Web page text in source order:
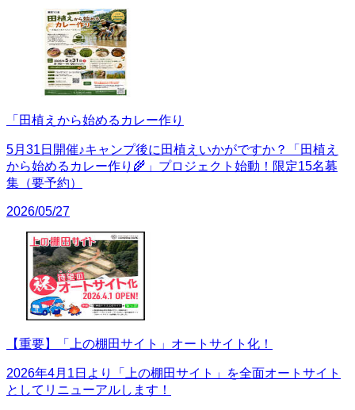
「田植えから始めるカレー作り
5月31日開催♪キャンプ後に田植えいかがですか？「田植え
から始めるカレー作り🌾」プロジェクト始動！限定15名募
集（要予約）
2026/05/27
【重要】「上の棚田サイト」オートサイト化！
2026年4月1日より「上の棚田サイト」を全面オートサイト
としてリニューアルします！